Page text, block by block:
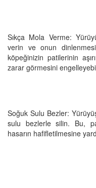
Sıkça Mola Verme:
verin ve onun
köpeğinizin patilerinin
zarar görmesini
Soğuk Sulu Bezler:
sulu bezlerle silin. Bu,
hasarın hafifletilmesine